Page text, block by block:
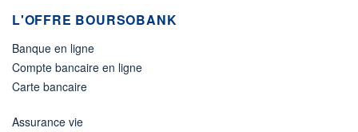
L'OFFRE BOURSOBANK
Banque en ligne
Compte bancaire en ligne
Carte bancaire
Assurance vie